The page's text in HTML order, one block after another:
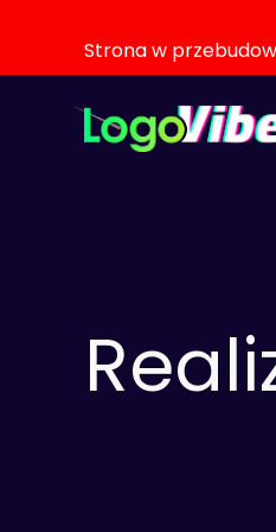
Strona w